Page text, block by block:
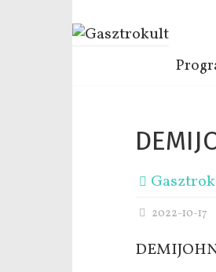
2022-10-17